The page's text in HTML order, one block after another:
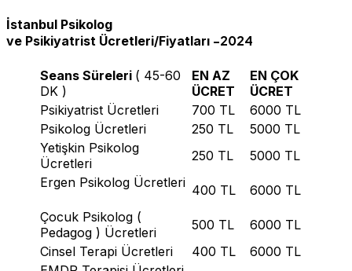
İstanbul Psikolog
ve Psikiyatrist Ücretleri/Fiyatları -2024
Seans Süreleri ( 45-60
DK )
EN AZ
ÜCRET
EN ÇOK
ÜCRET
Psikiyatrist Ücretleri
700 TL
6000 TL
Psikolog Ücretleri
250 TL
5000 TL
Yetişkin Psikolog
Ücretleri
250 TL
5000 TL
Ergen Psikolog Ücretleri 400 TL
6000 TL
Çocuk Psikolog (
Pedagog ) Ücretleri
500 TL
6000 TL
Cinsel Terapi Ücretleri
400 TL
6000 TL